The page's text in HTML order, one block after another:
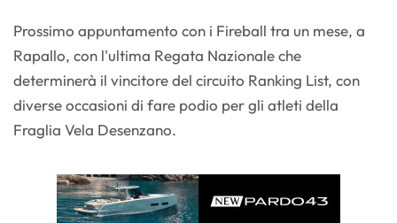
Prossimo appuntamento con i Fireball tra un mese, a
Rapallo, con l'ultima Regata Nazionale che
determinerà il vincitore del circuito Ranking List, con
diverse occasioni di fare podio per gli atleti della
Fraglia Vela Desenzano.